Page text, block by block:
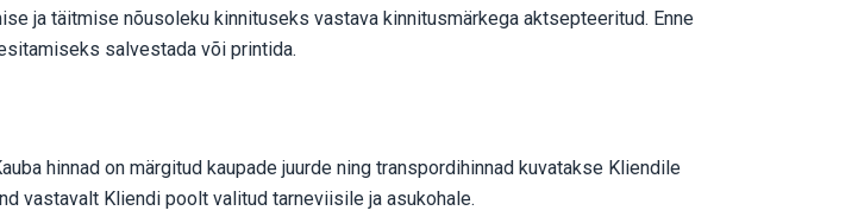
ja täitmise nõusoleku kinnituseks vastava kinnitusmärkega aktsepteeritud. Enne
salvestada või printida.
hinnad on märgitud kaupade juurde ning transpordihinnad kuvatakse Kliendile
vastavalt Kliendi poolt valitud tarneviisile ja asukohale.